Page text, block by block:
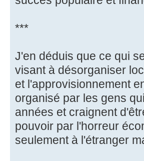
***
J'en déduis que ce qui
visant à désorganiser
et l'approvisionnement
organisé par les gens
années et craignent
pouvoir par l'horreur
seulement à l'étranger